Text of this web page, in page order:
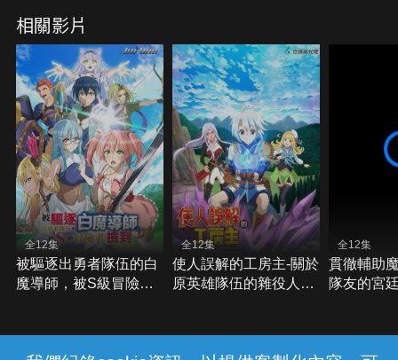
相關影片
全12集
被驅逐出勇者隊伍的白
魔導師，被S級冒險者
全12集
使人誤解的工房主-關於
原英雄隊伍的雜役人
全12集
貫徹輔助
隊友的宮